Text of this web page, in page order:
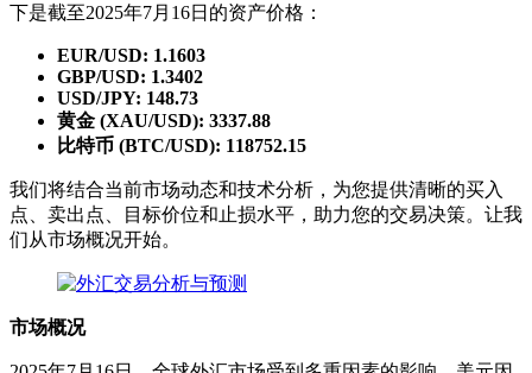
下是截至2025年7月16日的资产价格：
EUR/USD: 1.1603
GBP/USD: 1.3402
USD/JPY: 148.73
黄金 (XAU/USD): 3337.88
比特币 (BTC/USD): 118752.15
我们将结合当前市场动态和技术分析，为您提供清晰的买入
点、卖出点、目标价位和止损水平，助力您的交易决策。让我
们从市场概况开始。
市场概况